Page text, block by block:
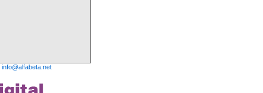
info@alfabeta.net